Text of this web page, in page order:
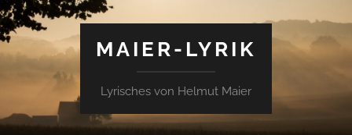
MAIER-LYRIK
Lyrisches von Helmut Maier